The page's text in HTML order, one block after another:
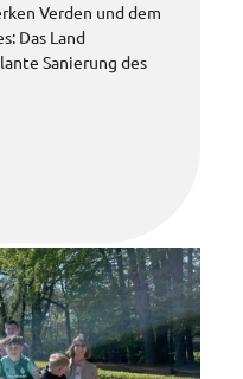
Verden und dem
Das Land
Sanierung des